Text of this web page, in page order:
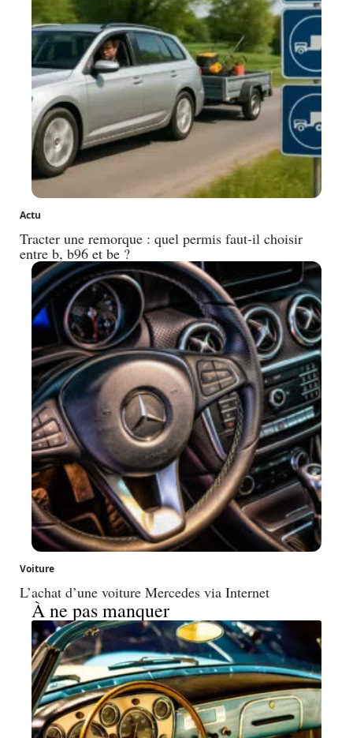
Actu
Tracter une remorque : quel permis faut-il choisir
entre b, b96 et be ?
Voiture
L’achat d’une voiture Mercedes via Internet
À ne pas manquer